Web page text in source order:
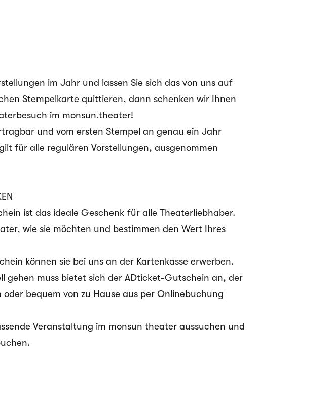
im Jahr und lassen Sie sich das von uns auf
Stempelkarte quittieren, dann schenken wir Ihnen
im monsun.theater!
und vom ersten Stempel an genau ein Jahr
für alle regulären Vorstellungen, ausgenommen
ist das ideale Geschenk für alle Theaterliebhaber.
wie sie möchten und bestimmen den Wert Ihres
können sie bei uns an der Kartenkasse erwerben.
gehen muss bietet sich der ADticket-Gutschein an, der
bequem von zu Hause aus per Onlinebuchung
Veranstaltung im monsun theater aussuchen und